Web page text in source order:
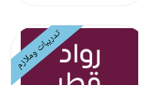
تدريبات وملازم